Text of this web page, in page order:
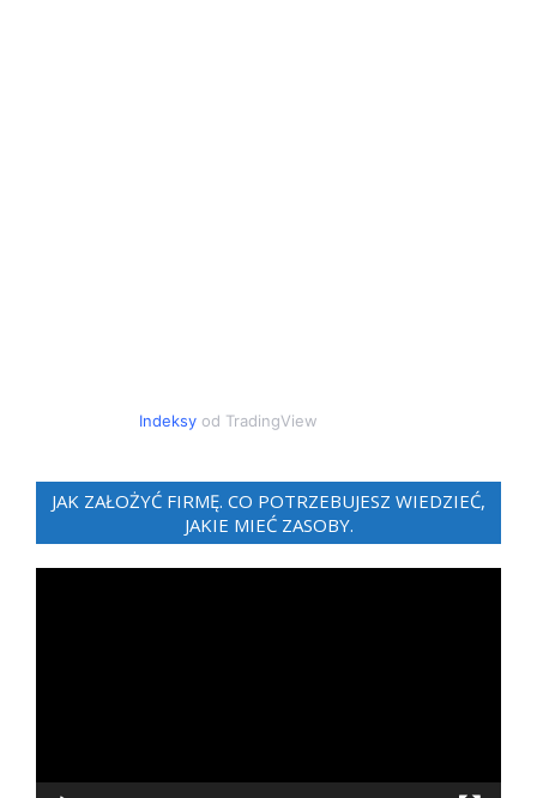
Indeksyod TradingView
JAK ZAŁOŻYĆ FIRMĘ. CO POTRZEBUJESZ WIEDZIEĆ,
JAKIE MIEĆ ZASOBY.